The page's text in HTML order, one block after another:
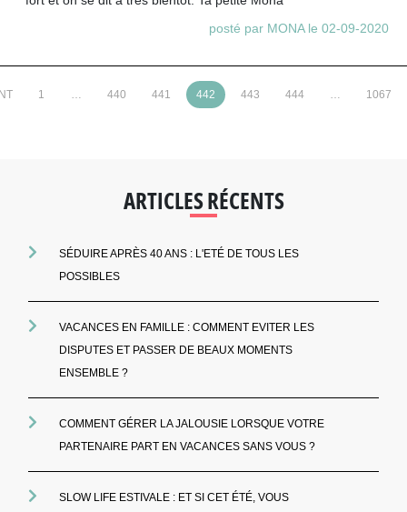
posté par MONA le 02-09-2020
1 440 441 442 443 444 1067
ARTICLES RÉCENTS
SÉDUIRE APRÈS 40 ANS : L'ETÉ DE TOUS LES
POSSIBLES
VACANCES EN FAMILLE : COMMENT EVITER LES
DISPUTES ET PASSER DE BEAUX MOMENTS
ENSEMBLE ?
COMMENT GÉRER LA JALOUSIE LORSQUE VOTRE
PARTENAIRE PART EN VACANCES SANS VOUS ?
SLOW LIFE ESTIVALE : ET SI CET ÉTÉ, VOUS